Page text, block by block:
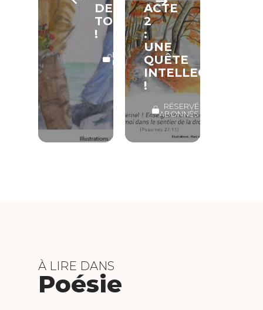
DEPUIS
TOUJOURS
!
LECTURE
LIBRE
ACTE
2
:
UNE
QUÊTE
INTELLECTUELLE
!
RÉSERVÉ
ABONNÉS
À LIRE DANS
Poésie